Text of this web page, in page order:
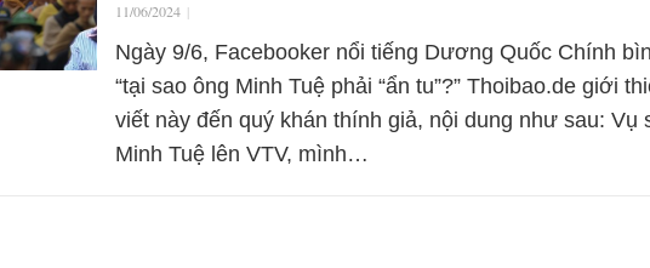
11/06/2024 |
Ngày 9/6, Facebooker nổi tiếng Dương Quốc Chính
“tại sao ông Minh Tuệ phải “ẩn tu”?” Thoibao.de giới
viết này đến quý khán thính giả, nội dung như sau: Vụ
Minh Tuệ lên VTV, mình…